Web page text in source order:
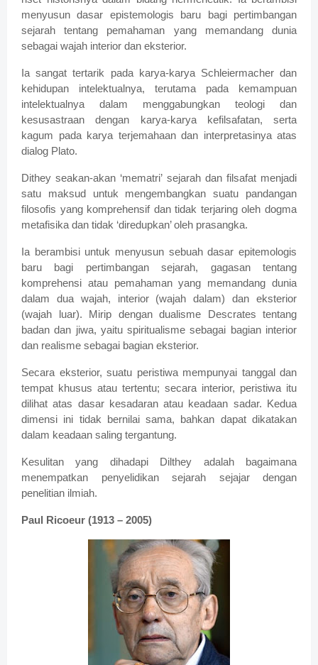
menyusun dasar epistemologis baru bagi pertimbangan
sejarah tentang pemahaman yang memandang dunia
sebagai wajah interior dan eksterior.
Ia sangat tertarik pada karya-karya Schleiermacher dan
kehidupan intelektualnya, terutama pada kemampuan
intelektualnya dalam menggabungkan teologi dan
kesusastraan dengan karya-karya kefilsafatan, serta
kagum pada karya terjemahaan dan interpretasinya atas
dialog Plato.
Dithey seakan-akan ‘mematri’ sejarah dan filsafat menjadi
satu maksud untuk mengembangkan suatu pandangan
filosofis yang komprehensif dan tidak terjaring oleh dogma
metafisika dan tidak ‘diredupkan’ oleh prasangka.
Ia berambisi untuk menyusun sebuah dasar epitemologis
baru bagi pertimbangan sejarah, gagasan tentang
komprehensi atau pemahaman yang memandang dunia
dalam dua wajah, interior (wajah dalam) dan eksterior
(wajah luar). Mirip dengan dualisme Descrates tentang
badan dan jiwa, yaitu spiritualisme sebagai bagian interior
dan realisme sebagai bagian eksterior.
Secara eksterior, suatu peristiwa mempunyai tanggal dan
tempat khusus atau tertentu; secara interior, peristiwa itu
dilihat atas dasar kesadaran atau keadaan sadar. Kedua
dimensi ini tidak bernilai sama, bahkan dapat dikatakan
dalam keadaan saling tergantung.
Kesulitan yang dihadapi Dilthey adalah bagaimana
menempatkan penyelidikan sejarah sejajar dengan
penelitian ilmiah.
Paul Ricoeur (1913 – 2005)